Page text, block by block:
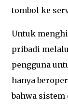
tombol ke
Untuk
pribadi
pengguna
hanya
bahwa